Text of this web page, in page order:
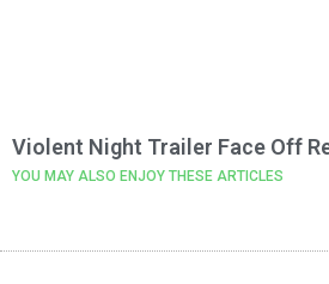
Violent Night Trailer Face Off
YOU MAY ALSO ENJOY THESE ARTICLES